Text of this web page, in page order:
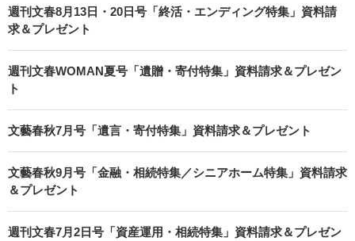
週刊文春8月13日・20日号「終活・エンディング特集」資料請
求＆プレゼント
週刊文春WOMAN夏号「遺贈・寄付特集」資料請求＆プレゼン
ト
文藝春秋7月号「遺言・寄付特集」資料請求＆プレゼント
文藝春秋9月号「金融・相続特集／シニアホーム特集」資料請求
＆プレゼント
週刊文春7月2日号「資産運用・相続特集」資料請求＆プレゼン